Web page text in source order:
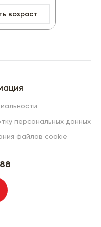
-17%
возраст
персональных данных
файлов cookie